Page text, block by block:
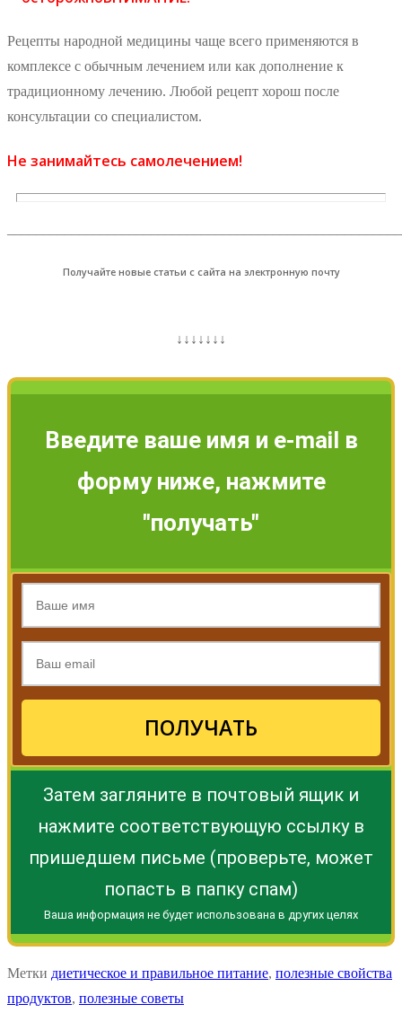
Рецепты народной медицины чаще всего применяются в
комплексе с обычным лечением или как дополнение к
традиционному лечению. Любой рецепт хорош после
консультации со специалистом.
Не занимайтесь самолечением!
Получайте новые статьи с сайта на электронную почту
↓↓↓↓↓↓↓
Введите ваше имя и e-mail в
форму ниже, нажмите
"получать"
ПОЛУЧАТЬ
Затем загляните в почтовый ящик и
нажмите соответствующую ссылку в
пришедшем письме (проверьте, может
попасть в папку спам)
Ваша информация не будет использована в других целях
Метки диетическое и правильное питание, полезные свойства
продуктов, полезные советы